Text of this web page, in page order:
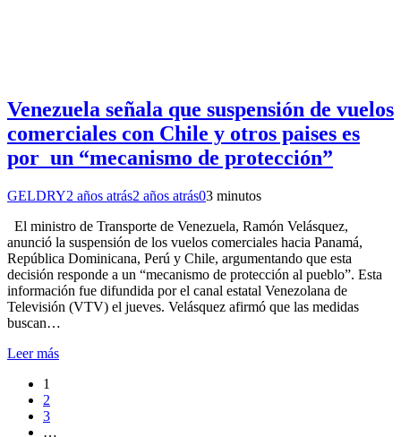
Venezuela señala que suspensión de vuelos
comerciales con Chile y otros paises es
por un “mecanismo de protección”
GELDRY2 años atrás2 años atrás03 minutos
El ministro de Transporte de Venezuela, Ramón Velásquez,
anunció la suspensión de los vuelos comerciales hacia Panamá,
República Dominicana, Perú y Chile, argumentando que esta
decisión responde a un “mecanismo de protección al pueblo”. Esta
información fue difundida por el canal estatal Venezolana de
Televisión (VTV) el jueves. Velásquez afirmó que las medidas
buscan…
Leer más
1
2
3
…